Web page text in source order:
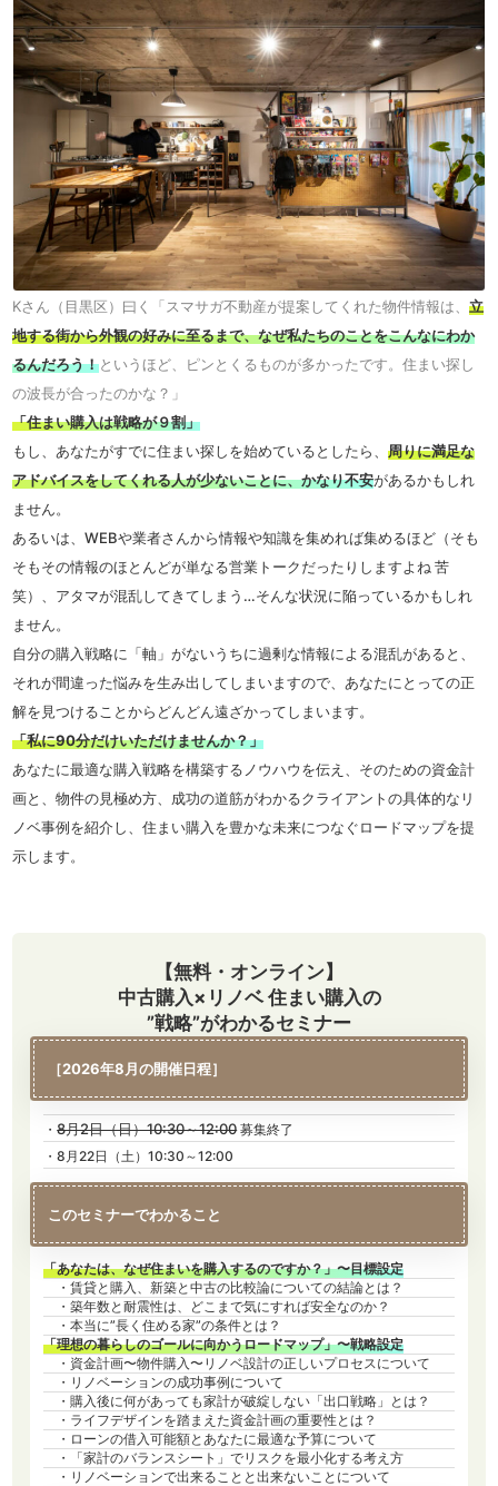
Kさん（目黒区）曰く「スマサガ不動産が提案してくれた物件情報は、立
地する街から外観の好みに至るまで、なぜ私たちのことをこんなにわか
るんだろう！というほど、ピンとくるものが多かったです。住まい探し
の波長が合ったのかな？」
「住まい購入は戦略が９割」
もし、あなたがすでに住まい探しを始めているとしたら、周りに満足な
アドバイスをしてくれる人が少ないことに、かなり不安があるかもしれ
ません。
あるいは、WEBや業者さんから情報や知識を集めれば集めるほど（そも
そもその情報のほとんどが単なる営業トークだったりしますよね 苦
笑）、アタマが混乱してきてしまう…そんな状況に陥っているかもしれ
ません。
自分の購入戦略に「軸」がないうちに過剰な情報による混乱があると、
それが間違った悩みを生み出してしまいますので、あなたにとっての正
解を見つけることからどんどん遠ざかってしまいます。
「私に90分だけいただけませんか？」
あなたに最適な購入戦略を構築するノウハウを伝え、そのための資金計
画と、物件の見極め方、成功の道筋がわかるクライアントの具体的なリ
ノベ事例を紹介し、住まい購入を豊かな未来につなぐロードマップを提
示します。
【無料・オンライン】
中古購入×リノベ 住まい購入の
”戦略”がわかるセミナー
［2026年8月の開催日程］
・8月2日（日）10:30～12:00 募集終了
・8月22日（土）10:30～12:00
このセミナーでわかること
「あなたは、なぜ住まいを購入するのですか？」〜目標設定
・賃貸と購入、新築と中古の比較論についての結論とは？
・築年数と耐震性は、どこまで気にすれば安全なのか？
・本当に”長く住める家”の条件とは？
「理想の暮らしのゴールに向かうロードマップ」〜戦略設定
・資金計画〜物件購入〜リノベ設計の正しいプロセスについて
・リノベーションの成功事例について
・購入後に何があっても家計が破綻しない「出口戦略」とは？
・ライフデザインを踏まえた資金計画の重要性とは？
・ローンの借入可能額とあなたに最適な予算について
・「家計のバランスシート」でリスクを最小化する考え方
・リノベーションで出来ることと出来ないことについて